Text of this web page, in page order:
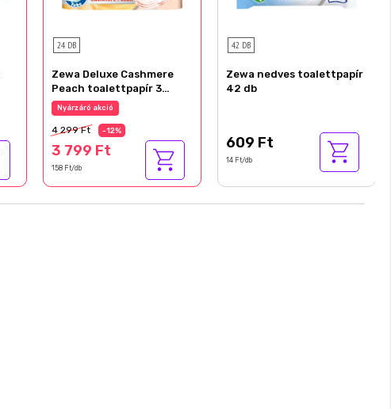
24 DB
Zewa Deluxe Cashmere
Peach toalettpapír 3
rétegű 24 tekercs
Nyárzáró akció
4 299 Ft -12%
3 799 Ft
158 Ft/db
42 DB
Zewa nedves toalettpapír
42 db
609 Ft
14 Ft/db